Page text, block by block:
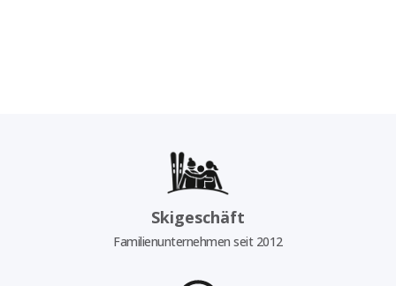
Skigeschäft
Familienunternehmen seit 2012